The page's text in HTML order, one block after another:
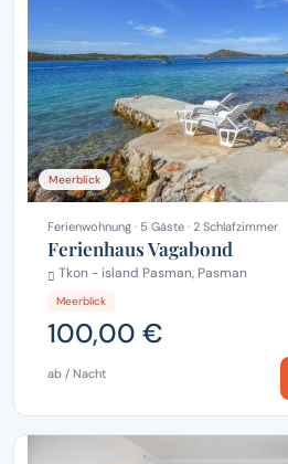
Meerblick
Ferienwohnung · 5 Gäste · 2 Schlafzimmer
Ferienhaus Vagabond
Tkon - island Pasman, Pasman
Meerblick
100,00 €
ab / Nacht